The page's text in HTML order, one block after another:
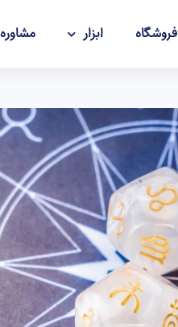
فروشگاه ابزار مشاوره